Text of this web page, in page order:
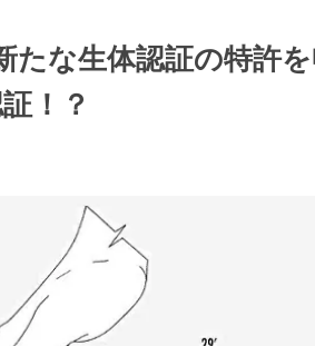
たな生体認証の特許
！？